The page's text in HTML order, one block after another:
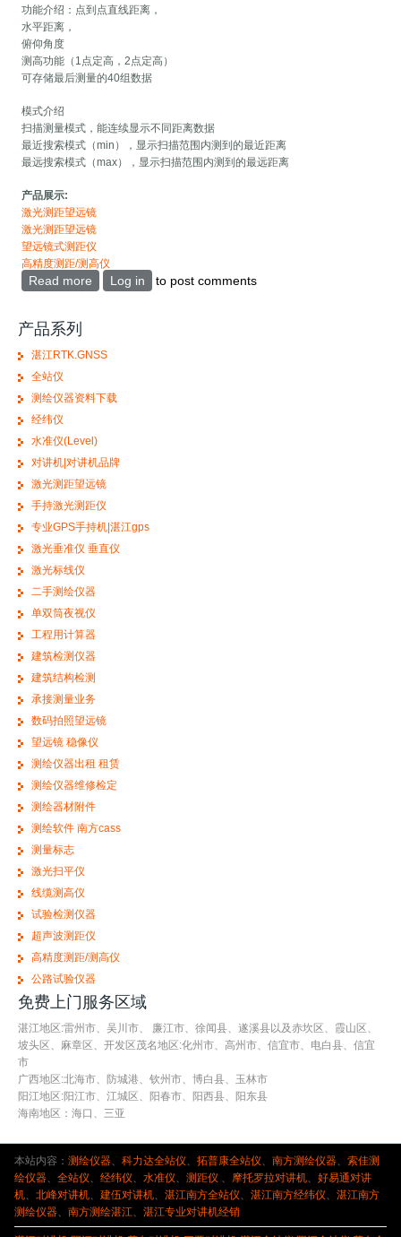
功能介绍：点到点直线距离，
水平距离，
俯仰角度
测高功能（1点定高，2点定高）
可存储最后测量的40组数据
模式介绍
扫描测量模式，能连续显示不同距离数据
最近搜索模式（min），显示扫描范围内测到的最近距离
最远搜索模式（max），显示扫描范围内测到的最远距离
产品展示:
激光测距望远镜
激光测距望远镜
望远镜式测距仪
高精度测距/测高仪
Read more about T2000激光测距测高测角一体机
Log in to post comments
产品系列
湛江RTK.GNSS
全站仪
测绘仪器资料下载
经纬仪
水准仪(Level)
对讲机|对讲机品牌
激光测距望远镜
手持激光测距仪
专业GPS手持机|湛江gps
激光垂准仪 垂直仪
激光标线仪
二手测绘仪器
单双筒夜视仪
工程用计算器
建筑检测仪器
建筑结构检测
承接测量业务
数码拍照望远镜
望远镜 稳像仪
测绘仪器出租 租赁
测绘仪器维修检定
测绘器材附件
测绘软件 南方cass
测量标志
激光扫平仪
线缆测高仪
试验检测仪器
超声波测距仪
高精度测距/测高仪
公路试验仪器
免费上门服务区域
湛江地区:雷州市、吴川市、 廉江市、徐闻县、遂溪县以及赤坎区、霞山区、
坡头区、麻章区、开发区茂名地区:化州市、高州市、信宜市、电白县、信宜
市
广西地区:北海市、防城港、钦州市、博白县、玉林市
阳江地区:阳江市、江城区、阳春市、阳西县、阳东县
海南地区：海口、三亚
本站内容： 测绘仪器、 科力达全站仪 拓普康全站仪 南方测绘仪器、 索佳测
绘仪器、 全站仪 经纬仪 水准仪 测距仪 摩托罗拉对讲机、 好易通对讲
机、 北峰对讲机、 建伍对讲机、 湛江南方全站仪 湛江南方经纬仪
湛江南方
测绘仪器、 南方测绘湛江 湛江专业对讲机经销